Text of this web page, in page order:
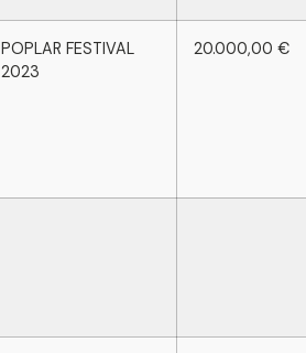
POPLAR FESTIVAL
2023
20.000,00 €